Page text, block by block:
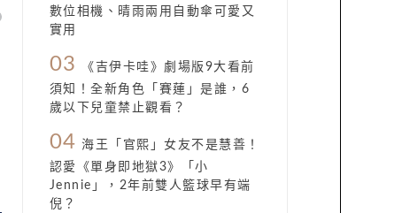
數位相機、晴雨兩用自動傘可愛又
實用
03
《吉伊卡哇》劇場版9大看前
須知！全新角色「賽蓮」是誰，6
歲以下兒童禁止觀看？
04 海王「官熙」女友不是慧善！
認愛《單身即地獄3》「小
Jennie」，2年前雙人籃球早有端
倪？